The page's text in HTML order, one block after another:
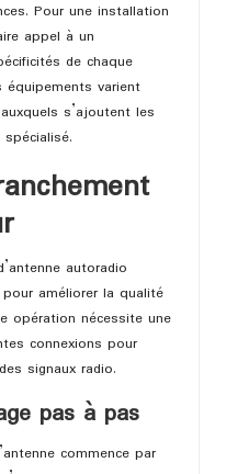
Pour une installation
appel à un
de chaque
équipements varient
s’ajoutent les
autoradio
améliorer la qualité
opération nécessite une
connexions pour
signaux radio.
pas à pas
commence par